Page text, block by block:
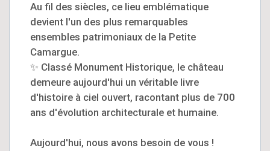
Au fil des siècles, ce lieu emblématique
devient l'un des plus remarquables
ensembles patrimoniaux de la Petite
Camargue.
✨ Classé Monument Historique, le château
demeure aujourd'hui un véritable livre
d'histoire à ciel ouvert, racontant plus de 700
ans d'évolution architecturale et humaine.
Aujourd'hui, nous avons besoin de vous !